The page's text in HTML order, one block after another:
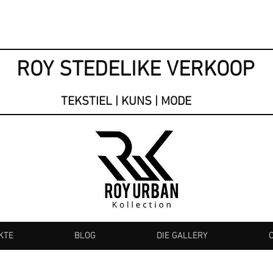
ROY STEDELIKE VERKOOP
TEKSTIEL | KUNS | MODE
BLOG DIE GALLERY